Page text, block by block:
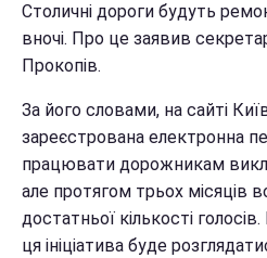
Столичні дороги будуть
вночі. Про це заявив
Прокопів.
За його словами, на сайті
зареєстрована електронна
працювати дорожникам
але протягом трьох місяців
достатньої кількості
ця ініціатива буде